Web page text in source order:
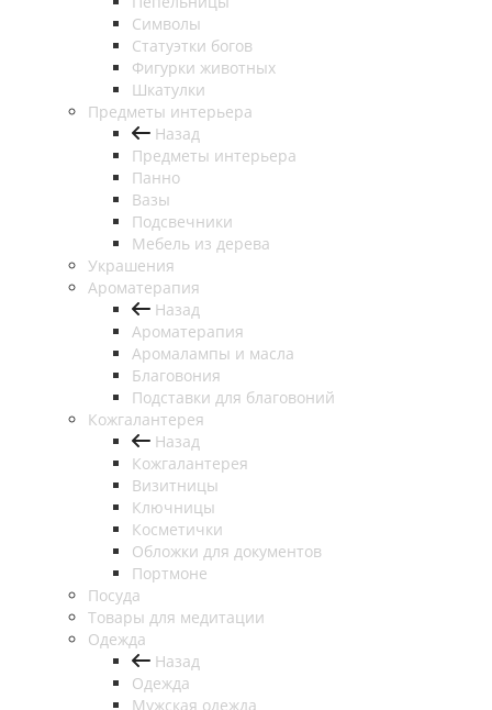
Символы
Статуэтки богов
Фигурки животных
Шкатулки
Предметы интерьера
Назад
Предметы интерьера
Панно
Вазы
Подсвечники
Мебель из дерева
Украшения
Ароматерапия
Назад
Ароматерапия
Аромалампы и масла
Благовония
Подставки для благовоний
Кожгалантерея
Назад
Кожгалантерея
Визитницы
Ключницы
Косметички
Обложки для документов
Портмоне
Посуда
Товары для медитации
Одежда
Назад
Одежда
Мужская одежда